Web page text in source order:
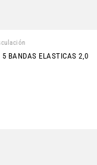
5 BANDAS ELASTICAS 2,0